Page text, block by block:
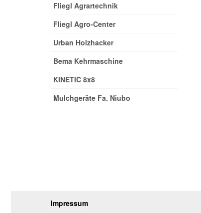
Fliegl Agrartechnik
Fliegl Agro-Center
Urban Holzhacker
Bema Kehrmaschine
KINETIC 8x8
Mulchgeräte Fa. Niubo
Impressum